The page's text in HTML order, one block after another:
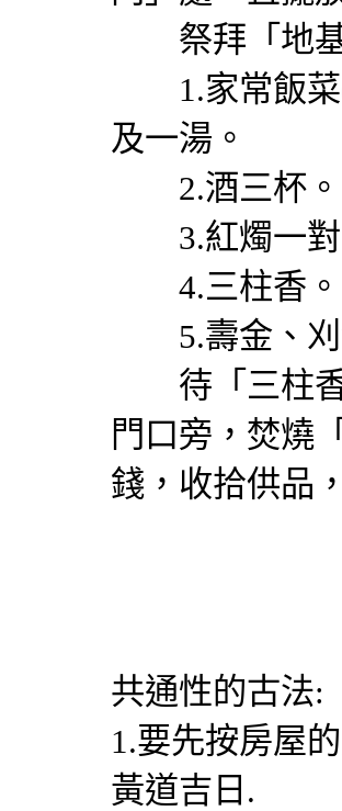
祭拜「地基
1.家常飯菜(
及一湯。
2.酒三杯。
3.紅燭一對
4.三柱香。
5.壽金、刈
待「三柱香
門口旁，焚燒
錢，收拾供品
共通性的古法:
1.要先按房屋
黃道吉日.